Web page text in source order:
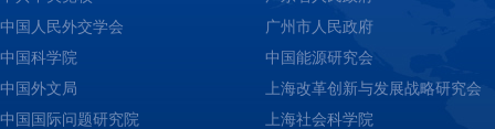
中国人民外交学会
广州市人民政府
中国科学院
中国能源研究会
中国外文局
上海改革创新与发展战略研究会
中国国际问题研究院
上海社会科学院